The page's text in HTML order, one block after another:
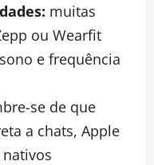
muitas
ou Wearfit
e frequência
se de que
a chats, Apple